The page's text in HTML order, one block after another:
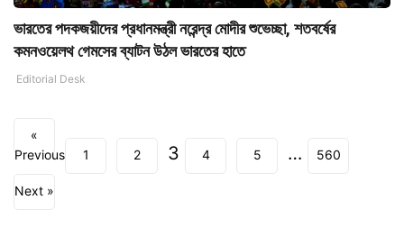
ভারতের পদকজয়ীদের প্রধানমন্ত্রী নরেন্দ্র মোদীর শুভেচ্ছা, শতবর্ষের
কমনওয়েলথ গেমসের ব্যাটন উঠল ভারতের হাতে
Editorial Desk
«
Previous
1 2 3 4 5 … 560
Next »